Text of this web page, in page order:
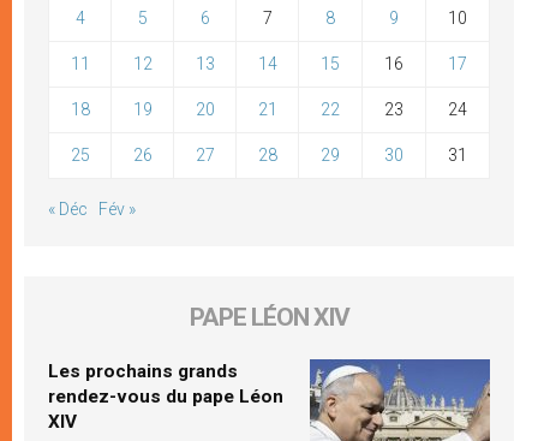
4 5 6 7 8 9 10
11 12 13 14 15 16 17
18 19 20 21 22 23 24
25 26 27 28 29 30 31
« Déc Fév »
PAPE LÉON XIV
Les prochains grands
rendez-vous du pape Léon
XIV